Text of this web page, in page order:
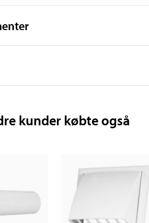
kunder købte også